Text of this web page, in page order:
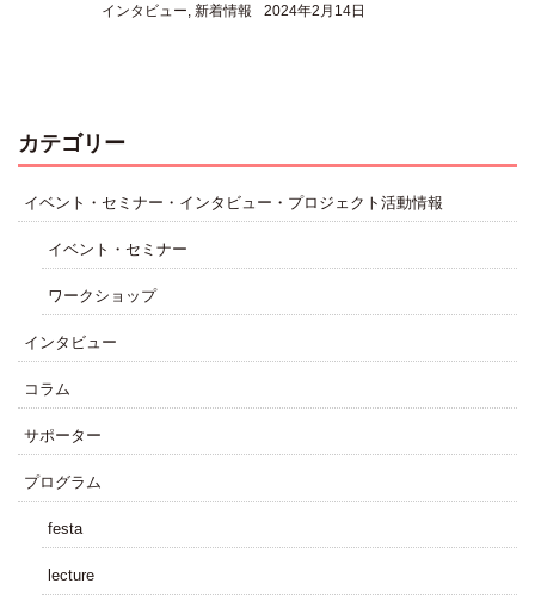
インタビュー, 新着情報 2024年2月14日
カテゴリー
イベント・セミナー・インタビュー・プロジェクト活動情報
イベント・セミナー
ワークショップ
インタビュー
コラム
サポーター
プログラム
festa
lecture